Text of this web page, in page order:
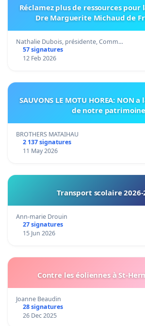
Réclamez plus de ressources
Dre Marguerite Michaud de
Nathalie Dubois, présidente, Comm…
57 signatures
12 Feb 2026
SAUVONS LE MOTU HOREA: NON
de notre patrimoine
BROTHERS MATAIHAU
2 137 signatures
11 May 2026
Transport scolaire 2026-
Ann-marie Drouin
27 signatures
15 Jun 2026
Contre les éoliennes à St-
Joanne Beaudin
28 signatures
26 Dec 2025